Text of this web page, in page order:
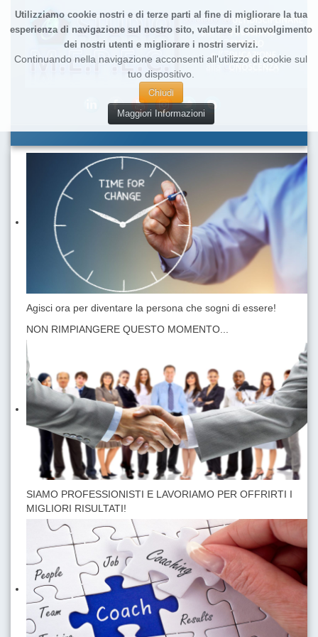
Utilizziamo cookie nostri e di terze parti al fine di migliorare la tua
esperienza di navigazione sul nostro sito, valutare il coinvolgimento
dei nostri utenti e migliorare i nostri servizi.
Continuando nella navigazione acconsenti all'utilizzo di cookie sul
tuo dispositivo.
Chiudi
Maggiori Informazioni
Agisci ora per diventare la persona che sogni di essere!
NON RIMPIANGERE QUESTO MOMENTO...
SIAMO PROFESSIONISTI E LAVORIAMO PER OFFRIRTI I
MIGLIORI RISULTATI!